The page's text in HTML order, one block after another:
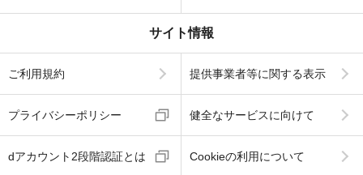
サイト情報
ご利用規約 提供事業者等に関する表示
プライバシーポリシー 健全なサービスに向けて
dアカウント2段階認証とは Cookieの利用について